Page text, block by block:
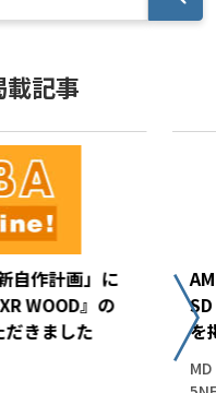
載記事
自作計画」に
WOOD』の
だきました
を